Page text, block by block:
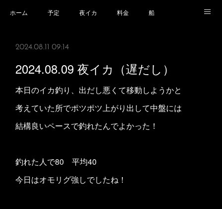
ホーム 予定 夜イカ 料金 船
2024.08.11 09:14
2024.08.09 夜イカ（遅だし）
本日のイカ釣り、出だし悪くて移動しようかと
考えていた所でポツポツ上がり出して中盤には
結構良いペースで釣れたんでよかった！
釣れた人で80 平均40
今日はオモリグ強しでしたね！